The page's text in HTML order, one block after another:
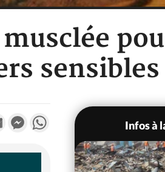
sensibles
Gmail MessengerWhatsApp
Infos à